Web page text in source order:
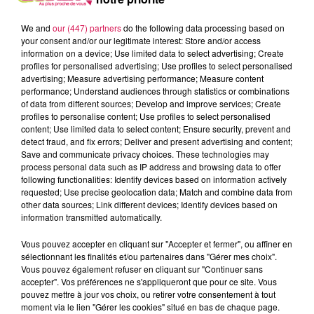
accident ou d’un suicide. Un retour à la normale est
attendu dans les toutes prochaines minutes…
LE RECRUTEMENT D’UN AGENT DE SURVEILLANCE
DE LA VOIE PUBLIQUE À LA LONGUEVILLE AU PAYS
DE MORMAL
C’est Quentin Latour, un jeune homme de 21 ans qui vient
de prendre ses fonctions. Il sera chargé de sécuriser les
abords des écoles, tout en jouant le rôle de médiateur
auprès des habitants et des commerçants. Cette
embauche sera bientôt complétée par la pause de
plusieurs caméras de vidéoprotection sur les bâtiments
UNE MISE EN LUMIÈRE DES PORTES DES
REMPARTS DU QUESNOY
Ce projet s’inscrit dans le cadre du programme de
We and our (447) partnersdo the following data processing based on
your consent and/or our legitimate interest: Store and/or access
information on a device; Use limited data to select advertising; Create
profiles for personalised advertising; Use profiles to select personalised
advertising; Measure advertising performance; Measure content
performance; Understand audiences through statistics or combinations
of data from different sources; Develop and improve services; Create
profiles to personalise content; Use profiles to select personalised
content; Use limited data to select content; Ensure security, prevent and
detect fraud, and fix errors; Deliver and present advertising and content;
Save and communicate privacy choices. These technologies may
process personal data such as IP address and browsing data to offer
following functionalities: Identify devices based on information actively
requested; Use precise geolocation data; Match and combine data from
other data sources; Link different devices; Identify devices based on
information transmitted automatically.
Vous pouvez accepter en cliquant sur "Accepter et fermer", ou affiner en
sélectionnant les finalités et/ou partenaires dans "Gérer mes choix".
Vous pouvez également refuser en cliquant sur "Continuer sans
accepter". Vos préférences ne s'appliqueront que pour ce site. Vous
pouvez mettre à jour vos choix, ou retirer votre consentement à tout
moment via le lien "Gérer les cookies" situé en bas de chaque page.